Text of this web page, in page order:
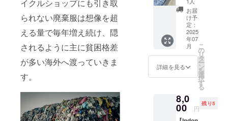
イクルショップにも引き取
られない廃棄服は想像を超
える量で毎年増え続け、隠
されるように主に貧困格差
が多い海外へ渡っていきま
す。
「Indne
sia」と
誤って
おり、
正しく
「Indon
となり
ます
ばと思
いま
す。 ※
手作り
のた
め、写
真と実
際の生
合がご
ざいま
す ※試
ラー：
巾着ミ
ニバッ
グのカ
ラーは
お任せ
いただ
きます
こ
13cm
（持ち
クリア
PVC
ECO
バッ
グ 1
個】カ
ラー：
透明 た
て
39cm
24cm
※両脇に
マチあ
お届
け予
定：
2025
年07
月
詳細を見る
こ
の
リ
タ
ー
ン
を
選
択
す
る
8,0
00 円
残り5